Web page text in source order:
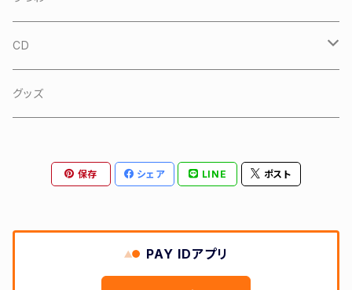
沖縄 やちむん
CD
sankara
グッズ
保存 シェア LINE ポスト
PAY IDアプリ